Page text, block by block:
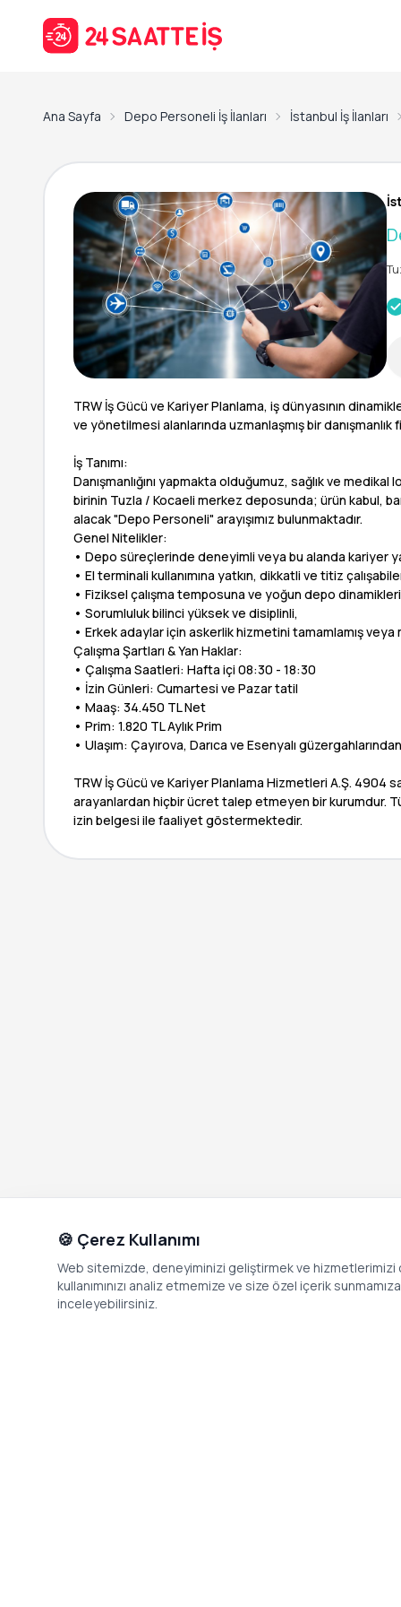
Ana Sayfa Depo Personeli İş İlanları İstanbul İş İlanları
TRW İş Gücü ve Kariyer Planlama, iş dünyasının
ve yönetilmesi alanlarında uzmanlaşmış bir
İş Tanımı:
Danışmanlığını yapmakta olduğumuz, sağlık ve
birinin Tuzla / Kocaeli merkez deposunda; ürün kabul,
alacak "Depo Personeli" arayışımız bulunmaktadır.
Genel Nitelikler:
• Depo süreçlerinde deneyimli veya bu alanda kariyer
• El terminali kullanımına yatkın, dikkatli ve titiz
• Fiziksel çalışma temposuna ve yoğun depo
• Sorumluluk bilinci yüksek ve disiplinli,
• Erkek adaylar için askerlik hizmetini tamamlamış veya
Çalışma Şartları & Yan Haklar:
• Çalışma Saatleri: Hafta içi 08:30 - 18:30
• İzin Günleri: Cumartesi ve Pazar tatil
• Maaş: 34.450 TL Net
• Prim: 1.820 TL Aylık Prim
• Ulaşım: Çayırova, Darıca ve Esenyalı
TRW İş Gücü ve Kariyer Planlama Hizmetleri A.Ş. 4904
arayanlardan hiçbir ücret talep etmeyen bir kurumdur.
🍪 Çerez Kullanımı
Web sitemizde, deneyiminizi geliştirmek ve
kullanımınızı analiz etmemize ve size özel içerik
inceleyebilirsiniz.